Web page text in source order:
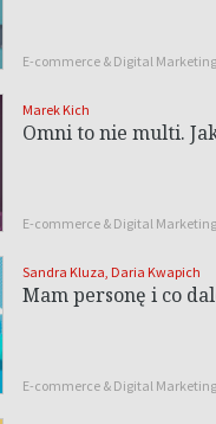
E-commerce & Digital
Marek Kich
Omni to nie multi.
E-commerce & Digital
Sandra Kluza, Daria Kwapich
Mam personę i co
E-commerce & Digital